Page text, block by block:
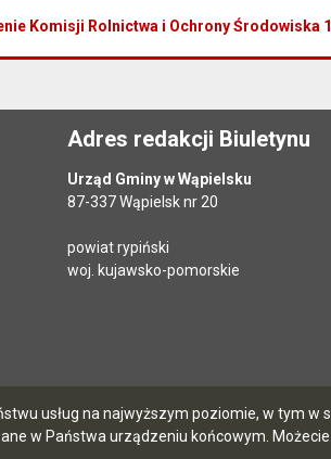
usług na najwyższym poziomie, w tym
w Państwa urządzeniu końcowym.
Komisji Rolnictwa i Ochrony Środowiska
Adres redakcji Biuletynu
Urząd Gminy w Wąpielsku
87-337 Wąpielsk nr 20
powiat rypiński
woj. kujawsko-pomorskie